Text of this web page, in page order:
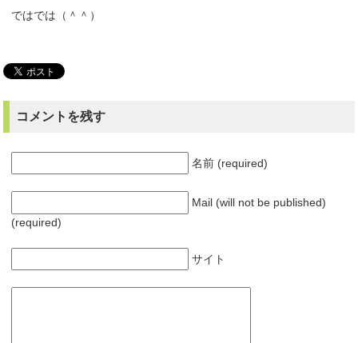
ではでは（＾＾）
コメントを残す
名前 (required)
Mail (will not be published)
(required)
サイト